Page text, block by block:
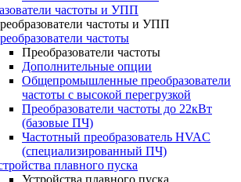
частоты и УПП
частоты и УПП
частоты
Преобразователи частоты
Дополнительные опции
Общепромышленные преобразователи
частоты с высокой перегрузкой
Преобразователи частоты до 22кВт
(базовые ПЧ)
Частотный преобразователь HVAC
(специализированный ПЧ)
плавного пуска
Устройства плавного пуска